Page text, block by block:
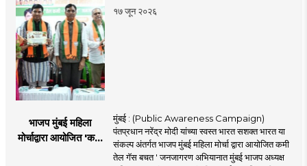
१७ जून २०२६
भाजप मुंबई महिला
मोर्चाद्वारा आयोजित 'कमी
मुंबई : (Public Awareness Campaign)
पंतप्रधान नरेंद्र मोदी यांच्या स्वस्त भारत सशक्त भारत या
संकल्प अंतर्गत भाजप मुंबई महिला मोर्चा द्वारा आयोजित कमी
तेल गॅस बचत ' जनजागरण अभियानात मुंबई भाजप अध्यक्ष